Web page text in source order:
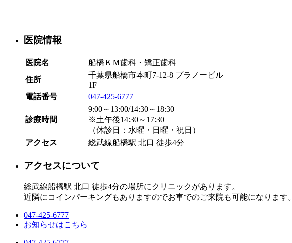
医院情報
医院名
船橋ＫＭ歯科・矯正歯科
住所
千葉県船橋市本町7-12-8 プラノービル
1F
電話番号
047-425-6777
診療時間
9:00～13:00/14:30～18:30
※土午後14:30～17:30
（休診日：水曜・日曜・祝日）
アクセス
総武線船橋駅 北口 徒歩4分
アクセスについて
総武線船橋駅 北口 徒歩4分の場所にクリニックがあります。
近隣にコインパーキングもありますのでお車でのご来院も可能になります。
047-425-6777
お知らせはこちら